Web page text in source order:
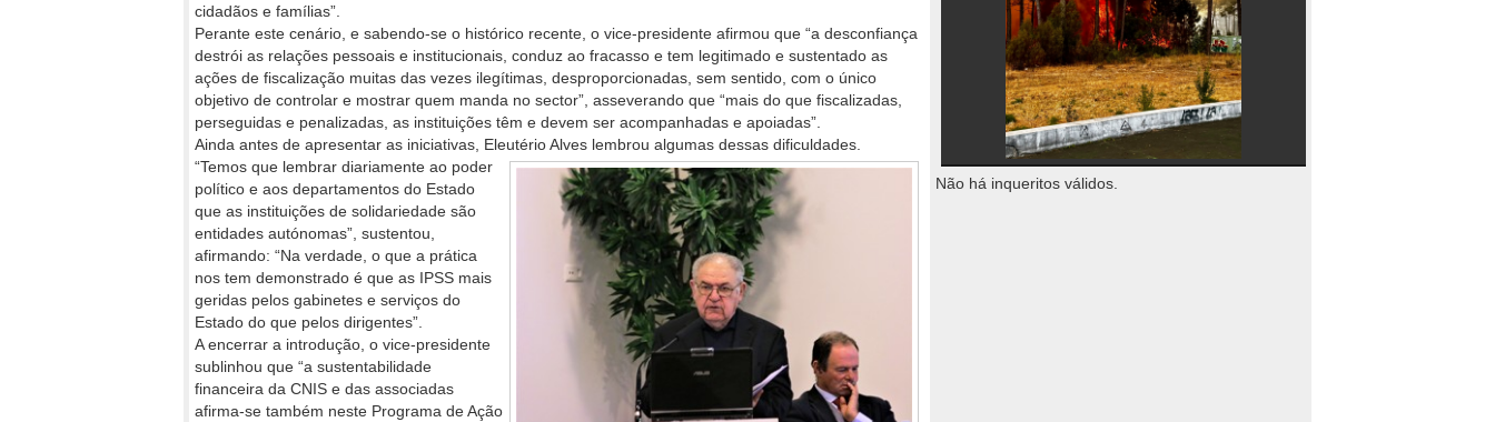
cidadãos e famílias”.
Perante este cenário, e sabendo-se o histórico recente, o vice-presidente afirmou que “a desconfiança
destrói as relações pessoais e institucionais, conduz ao fracasso e tem legitimado e sustentado as
ações de fiscalização muitas das vezes ilegítimas, desproporcionadas, sem sentido, com o único
objetivo de controlar e mostrar quem manda no sector”, asseverando que “mais do que fiscalizadas,
perseguidas e penalizadas, as instituições têm e devem ser acompanhadas e apoiadas”.
Ainda antes de apresentar as iniciativas, Eleutério Alves lembrou algumas dessas dificuldades.
“Temos que lembrar diariamente ao poder
político e aos departamentos do Estado
que as instituições de solidariedade são
entidades autónomas”, sustentou,
afirmando: “Na verdade, o que a prática
nos tem demonstrado é que as IPSS mais
geridas pelos gabinetes e serviços do
Estado do que pelos dirigentes”.
A encerrar a introdução, o vice-presidente
sublinhou que “a sustentabilidade
financeira da CNIS e das associadas
afirma-se também neste Programa de Ação
Não há inqueritos válidos.